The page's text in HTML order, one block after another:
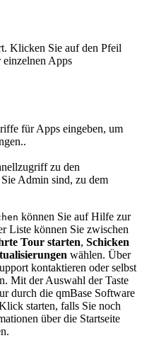
Klicken Sie auf den Pfeil
Apps
für Apps eingeben, um
zu den
Admin sind, zu dem
können Sie auf Hilfe zur
Liste können Sie zwischen
Tour starten, Schicken
wählen. Über
kontaktieren oder selbst
Mit der Auswahl der Taste
durch die qmBase Software
starten, falls Sie noch
über die Startseite